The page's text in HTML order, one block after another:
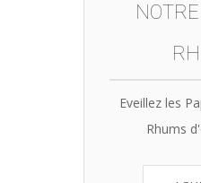
Eveillez les
Rhums